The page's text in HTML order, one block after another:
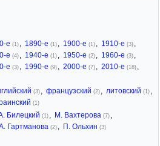
е (1) , 1890-е (1) , 1900-е (1) , 1910-е (3) ,
е (4) , 1940-е (1) , 1950-е (2) , 1960-е (3) ,
е (3) , 1990-е (9) , 2000-е (7) , 2010-е (18) ,
(3) , французский (2) , литовский (1) ,
(1)
Билецкий (1) , М. Вахтерова (7) ,
Гартманова (2) , П. Ольхин (3)